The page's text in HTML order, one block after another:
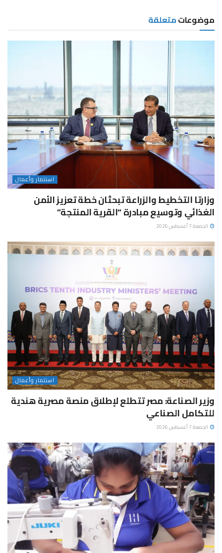
موضوعاتمتعلقة
استثمار وأعمال
وزارتا التخطيط والزراعة تبحثان خطة تعزيز الأمن
الغذائي وتوسيع مبادرة “القرية المنتجة”
الجمعة 7 أغسطس 2026
استثمار وأعمال
وزير الصناعة: مصر تتطلع لإطلاق منصة مصرية هندية
للتكامل الصناعي
الجمعة 7 أغسطس 2026